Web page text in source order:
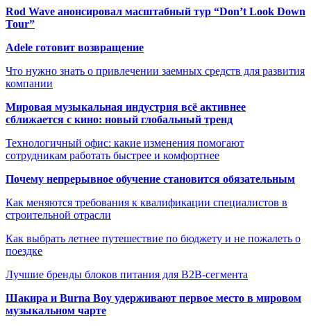
Rod Wave анонсировал масштабный тур “Don’t Look Down
Tour”
Adele готовит возвращение
Что нужно знать о привлечении заемных средств для развития
компании
Мировая музыкальная индустрия всё активнее
сближается с кино: новый глобальный тренд
Технологичный офис: какие изменения помогают
сотрудникам работать быстрее и комфортнее
Почему непрерывное обучение становится обязательным
Как меняются требования к квалификации специалистов в
строительной отрасли
Как выбрать летнее путешествие по бюджету и не пожалеть о
поездке
Лучшие бренды блоков питания для B2B-сегмента
Шакира и Burna Boy удерживают первое место в мировом
музыкальном чарте